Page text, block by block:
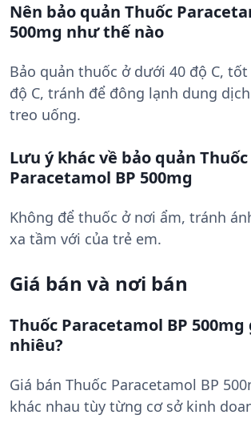
Nên bảo quản Thuốc
500mg như thế nào
Bảo quản thuốc ở dưới 40 độ C,
độ C, tránh để đông lạnh dung
treo uống.
Lưu ý khác về bảo quản Thuốc
Paracetamol BP 500mg
Không để thuốc ở nơi ẩm, tránh
xa tầm với của trẻ em.
Giá bán và nơi bán
Thuốc Paracetamol BP 500mg
nhiêu?
Giá bán Thuốc Paracetamol BP
khác nhau tùy từng cơ sở kinh